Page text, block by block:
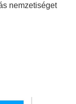
nemzetiséget